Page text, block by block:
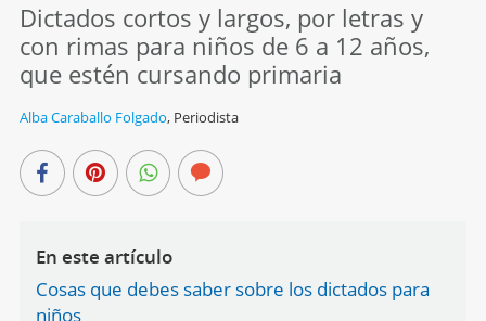
Dictados cortos y largos, por letras y
con rimas para niños de 6 a 12 años,
que estén cursando primaria
Alba Caraballo Folgado, Periodista
En este artículo
Cosas que debes saber sobre los dictados para
niños